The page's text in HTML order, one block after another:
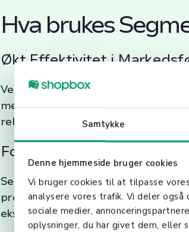
Samtykke
Denne hjemmeside bruger cookies
Vi bruger cookies til at tilpasse
analysere vores trafik. Vi deler
sociale medier,
oplysninger, du har givet dem, eller
Hva brukes
Økt Effektivitet i
Ved å segmentere markedet kan
mest sannsynlig vil generere
reklame og kampanjer kan
Forbedret Produktutvikling
Segmentering gir også verdifull
preferansene til forskjellige
eksisterende tilbud for å møte